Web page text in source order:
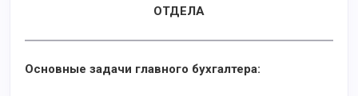
ОТДЕЛА
Основные задачи главного бухгалтера: